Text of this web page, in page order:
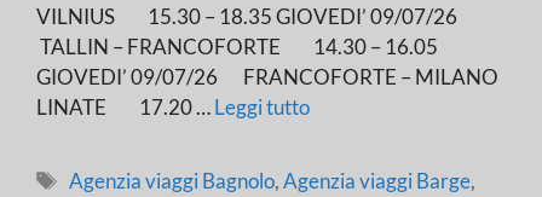
VILNIUS 15.30 – 18.35 GIOVEDI’ 09/07/26
TALLIN – FRANCOFORTE 14.30 – 16.05
GIOVEDI’ 09/07/26 FRANCOFORTE – MILANO
LINATE 17.20 …Leggi tutto
Tag
Agenzia viaggi Bagnolo,Agenzia viaggi Barge,